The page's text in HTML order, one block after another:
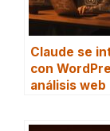
Claude se
con
análisis web